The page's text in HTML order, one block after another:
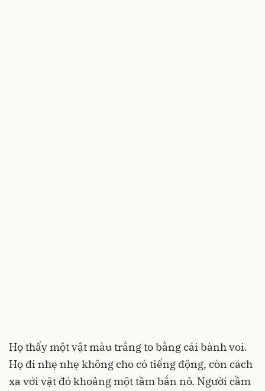
Họ thấy một vật màu trắng to bằng cái bành voi.
Họ đi nhẹ nhẹ không cho có tiếng động, còn cách
xa với vật đó khoảng một tầm bắn nỏ. Người cầm